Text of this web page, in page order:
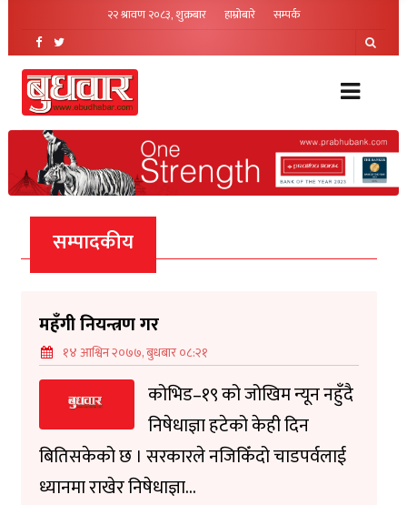
२२ श्रावण २०८३, शुक्रबार हाम्रोबारे सम्पर्क
सम्पादकीय
महँगी नियन्त्रण गर
१४ आश्विन २०७७, बुधबार ०८:२१
कोभिड–१९ को जोखिम न्यून नहुँदै
निषेधाज्ञा हटेको केही दिन
बितिसकेको छ । सरकारले नजिकिँदो चाडपर्वलाई
ध्यानमा राखेर निषेधाज्ञा...